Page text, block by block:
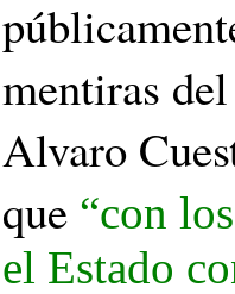
mentiras
Alvaro
que “con
el Estado